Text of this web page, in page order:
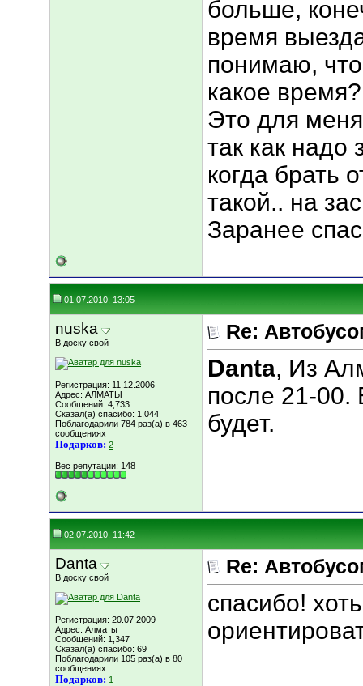
больше,
время
понимаю, что
какое время?
Это для
так как надо
когда брать
такой.. на
Заранее
01.07.2010, 13:05
nuska
В доску свой
Регистрация: 11.12.2006
Адрес: АЛМАТЫ
Сообщений: 4,733
Сказал(а) спасибо: 1,044
Поблагодарили 784 раз(а) в 463
сообщениях
Подарков: 2
Вес репутации: 148
Re:
Danta, Из
после 21-00.
будет.
02.07.2010, 11:42
Danta
В доску свой
Регистрация: 20.07.2009
Адрес: Алматы
Сообщений: 1,347
Сказал(а) спасибо: 69
Поблагодарили 105 раз(а) в 80
сообщениях
Подарков: 1
Re:
спасибо!